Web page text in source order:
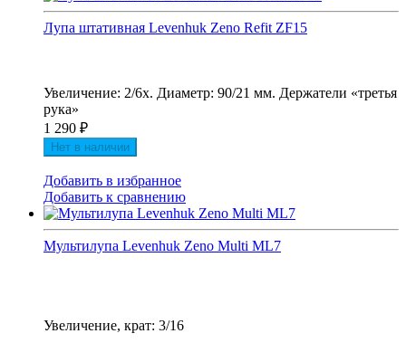
Лупа штативная Levenhuk Zeno Refit ZF15
Увеличение: 2/6х. Диаметр: 90/21 мм. Держатели «третья
рука»
1 290 ₽
Нет в наличии
Добавить в избранное
Добавить к сравнению
Мультилупа Levenhuk Zeno Multi ML7
Увеличение, крат: 3/16